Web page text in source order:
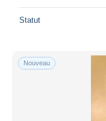
Statut
Nouveau